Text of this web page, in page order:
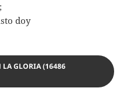
doy
LA GLORIA (16486